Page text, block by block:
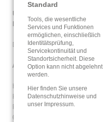
RheinMain)
DE 811490955
Aufsichtsbehörde
Hessisches Ministerium für
Kunst und Kultur
Rheinstraße 23 - 25
65185 Wiesbaden
Standard
Tools, die wesentliche
Services und Funktionen
ermöglichen, einschließlich
Identitätsprüfung,
Servicekontinuität und
Standortsicherheit. Diese
Option kann nicht abgelehnt
werden.
Hier finden Sie unsere
Datenschutzhinweise und
unser Impressum.